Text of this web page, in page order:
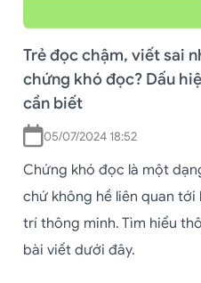
Trẻ đọc chậm, viết sai
chứng khó đọc? Dấu
cần biết
05/07/2024 18:52
Chứng khó đọc là một
chứ không hề liên quan
trí thông minh. Tìm hiểu
bài viết dưới đây.